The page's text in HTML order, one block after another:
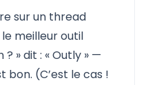
sur un thread
meilleur outil
» dit : «Outly » —
bon. (C’est le cas !